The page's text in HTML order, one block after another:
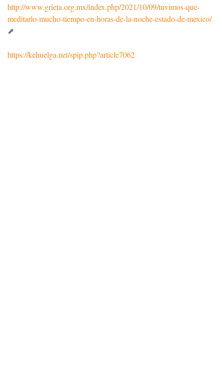
http://www.grieta.org.mx/index.php/2021/10/09/tuvimos-que-
meditarlo-mucho-tiempo-en-horas-de-la-noche-estado-de-mexico/
https://kehuelga.net/spip.php?article7062